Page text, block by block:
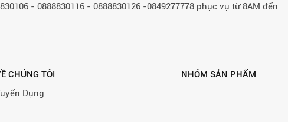
- 0888830116 - 0888830126 -0849277778 phục vụ từ 8AM đến
CHÚNG TÔI
Dụng
NHÓM SẢN PHẨM